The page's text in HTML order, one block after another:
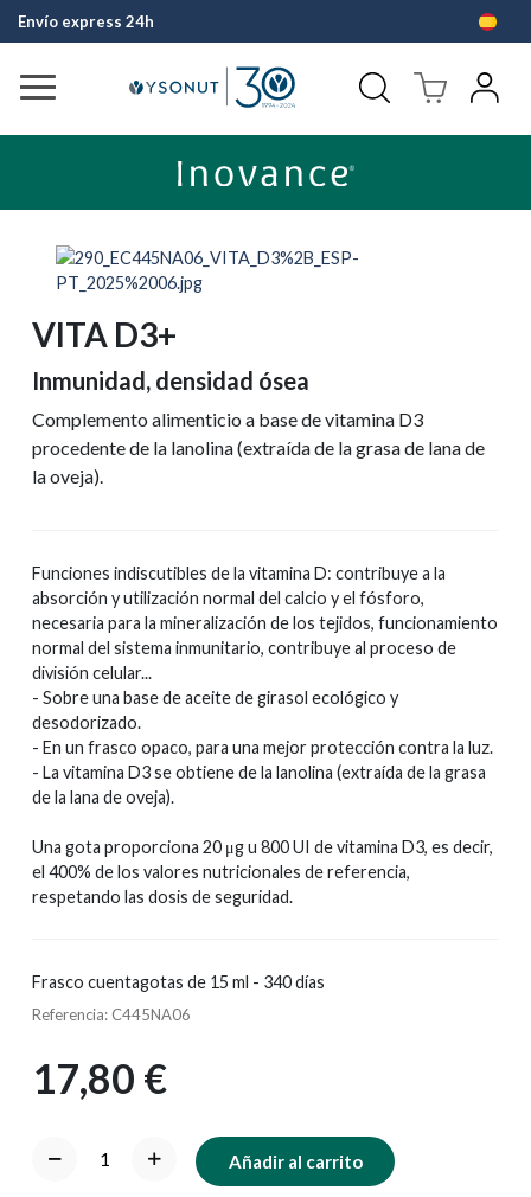
Envío express 24h Pago fácil
VITA D3+
Inmunidad, densidad ósea
Complemento alimenticio a base de vitamina D3
procedente de la lanolina (extraída de la grasa de lana de
la oveja).
Funciones indiscutibles de la vitamina D: contribuye a la
absorción y utilización normal del calcio y el fósforo,
necesaria para la mineralización de los tejidos, funcionamiento
normal del sistema inmunitario, contribuye al proceso de
división celular...
- Sobre una base de aceite de girasol ecológico y
desodorizado.
- En un frasco opaco, para una mejor protección contra la luz.
- La vitamina D3 se obtiene de la lanolina (extraída de la grasa
de la lana de oveja).
Una gota proporciona 20 μg u 800 UI de vitamina D3, es decir,
el 400% de los valores nutricionales de referencia,
respetando las dosis de seguridad.
Frasco cuentagotas de 15 ml - 340 días
Referencia: C445NA06
17,80 €
Añadir al carrito